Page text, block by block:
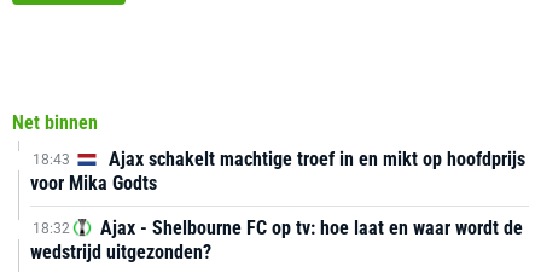
Net binnen
18:43
Ajax schakelt machtige troef in en mikt op hoofdprijs
voor Mika Godts
18:32
Ajax - Shelbourne FC op tv: hoe laat en waar wordt de
wedstrijd uitgezonden?